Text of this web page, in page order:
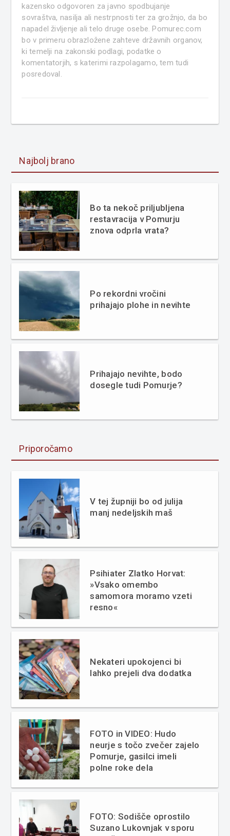
kazensko odgovoren za javno spodbujanje
sovraštva, nasilja ali nestrpnosti ter za grožnjo, da bo
napadel življenje ali telo druge osebe. Pomurec.com
bo v primeru obrazložene zahteve državnih organov,
ki temelji na zakonski podlagi, podatke o
komentatorjih, s katerimi razpolagamo, tem tudi
posredoval.
Najbolj brano
Bo ta nekoč priljubljena
restavracija v Pomurju
znova odprla vrata?
Po rekordni vročini
prihajajo plohe in nevihte
Prihajajo nevihte, bodo
dosegle tudi Pomurje?
Priporočamo
V tej župniji bo od julija
manj nedeljskih maš
Psihiater Zlatko Horvat:
»Vsako omembo
samomora moramo vzeti
resno«
Nekateri upokojenci bi
lahko prejeli dva dodatka
FOTO in VIDEO: Hudo
neurje s točo zvečer zajelo
Pomurje, gasilci imeli
polne roke dela
FOTO: Sodišče oprostilo
Suzano Lukovnjak v sporu